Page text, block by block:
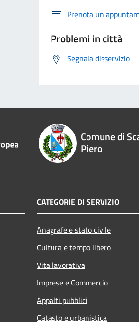
Prenota un
Problemi in città
Segnala disservizio
Comune di
Piero
CATEGORIE DI SERVIZIO
Anagrafe e stato civile
Cultura e tempo libero
Vita lavorativa
Imprese e Commercio
Appalti pubblici
Catasto e urbanistica